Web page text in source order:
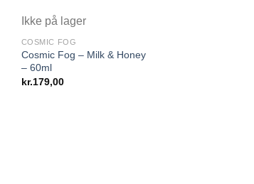
Ikke på lager
COSMIC FOG
Cosmic Fog – Milk & Honey
– 60ml
kr.179,00